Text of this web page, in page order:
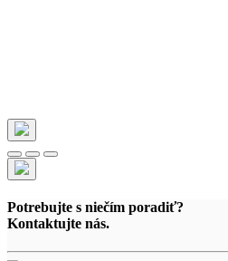
Potrebujte s niečím poradiť?
Kontaktujte nás.